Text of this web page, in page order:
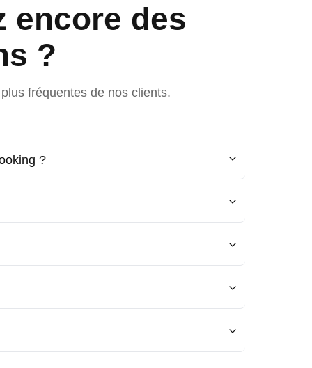
encore des
?
fréquentes de nos clients.
?